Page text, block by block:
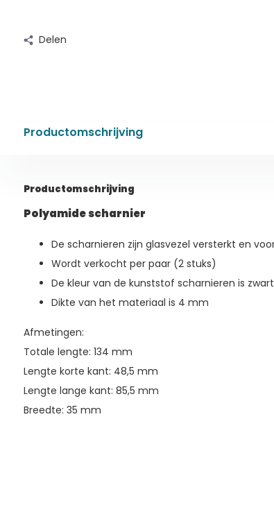
Delen
Productomschrijving
Productomschrijving
Polyamide scharnier
De scharnieren zijn glasvezel versterkt en
Wordt verkocht per paar (2 stuks)
De kleur van de kunststof scharnieren is zwart
Dikte van het materiaal is 4 mm
Afmetingen:
Totale lengte: 134 mm
Lengte korte kant: 48,5 mm
Lengte lange kant: 85,5 mm
Breedte: 35 mm